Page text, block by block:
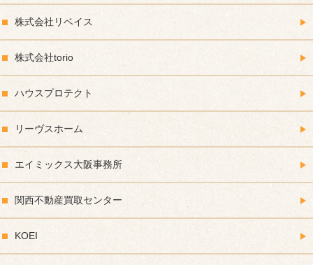
株式会社リベイス
株式会社torio
ハウスプロテクト
リーヴスホーム
エイミックス大阪事務所
関西不動産買取センター
KOEI